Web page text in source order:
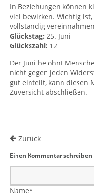
In Beziehungen können
viel bewirken. Wichtig
vollständig
Glückstag: 25. Juni
Glückszahl: 12
Der Juni belohnt
nicht gegen jeden
gut einteilt, kann diesen
Zuversicht abschließen.
Zurück
Einen Kommentar schreiben
Name*